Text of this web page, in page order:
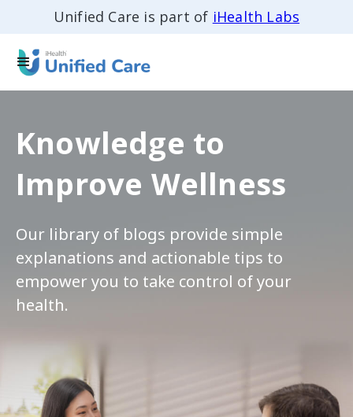
Unified Care is part of iHealth Labs
Knowledge to
Improve Wellness
Our library of blogs provide simple
explanations and actionable tips to
empower you to take control of your
health.